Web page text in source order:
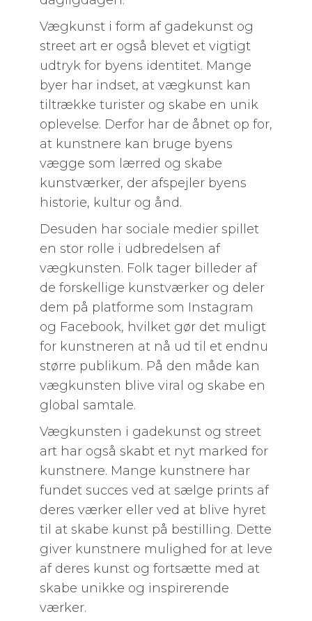
Vægkunst i form af gadekunst og
street art er også blevet et vigtigt
udtryk for byens identitet. Mange
byer har indset, at vægkunst kan
tiltrække turister og skabe en unik
oplevelse. Derfor har de åbnet op for,
at kunstnere kan bruge byens
vægge som lærred og skabe
kunstværker, der afspejler byens
historie, kultur og ånd.
Desuden har sociale medier spillet
en stor rolle i udbredelsen af
vægkunsten. Folk tager billeder af
de forskellige kunstværker og deler
dem på platforme som Instagram
og Facebook, hvilket gør det muligt
for kunstneren at nå ud til et endnu
større publikum. På den måde kan
vægkunsten blive viral og skabe en
global samtale.
Vægkunsten i gadekunst og street
art har også skabt et nyt marked for
kunstnere. Mange kunstnere har
fundet succes ved at sælge prints af
deres værker eller ved at blive hyret
til at skabe kunst på bestilling. Dette
giver kunstnere mulighed for at leve
af deres kunst og fortsætte med at
skabe unikke og inspirerende
værker.